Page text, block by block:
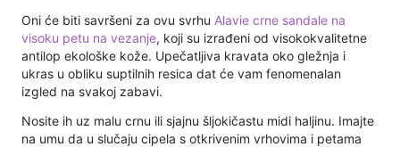
Oni će biti savršeni za ovu svrhu Alavie crne sandale na
visoku petu na vezanje, koji su izrađeni od visokokvalitetne
antilop ekološke kože. Upečatljiva kravata oko gležnja i
ukras u obliku suptilnih resica dat će vam fenomenalan
izgled na svakoj zabavi.
Nosite ih uz malu crnu ili sjajnu šljokičastu midi haljinu. Imajte
na umu da u slučaju cipela s otkrivenim vrhovima i petama